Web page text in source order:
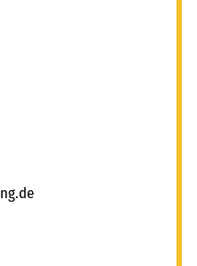
Einbeziehung reicht von
Aufgaben wie
spielen eine
für die SPLG kommt
die
sind für die
ngd